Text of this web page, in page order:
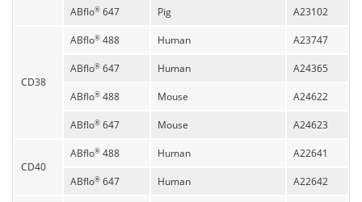
ABflo® 647 Pig A23102
CD38
ABflo® 488 Human A23747
ABflo® 647 Human A24365
ABflo® 488 Mouse A24622
ABflo® 647 Mouse A24623
CD40
ABflo® 488 Human A22641
ABflo® 647 Human A22642